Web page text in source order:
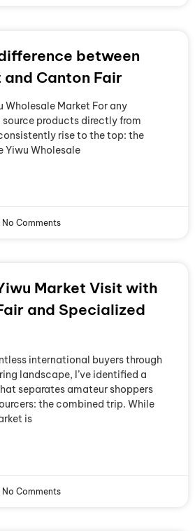
between
Canton Fair
Wholesale Market For any
products directly from
rise to the top: the
Yiwu Wholesale
No Comments
Market Visit with
and Specialized
international buyers through
landscape, I’ve identified a
separates amateur shoppers
the combined trip. While
is
No Comments